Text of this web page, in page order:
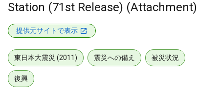
Station (71st Release) (Attachment)
提供元サイトで表示
東日本大震災 (2011) 震災への備え 被災状況
復興